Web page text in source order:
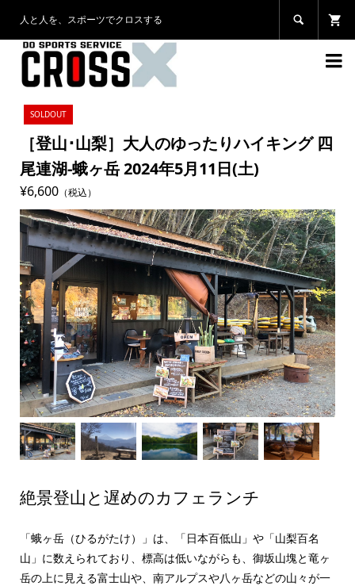
人と人を、スポーツでクロスする 

SOLDOUT
［登山･山梨］大人のゆったりハイキング 四
尾連湖-蛾ヶ岳 2024年5月11日(土)
¥6,600（税込）
絶景登山と遅めのカフェランチ
「蛾ヶ岳（ひるがたけ）」は、「日本百低山」や「山梨百名
山」に数えられており、標高は低いながらも、御坂山塊と竜ヶ
岳の上に見える富士山や、南アルプスや八ヶ岳などの山々が一